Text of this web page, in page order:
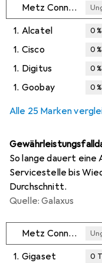
Metz Connect
1. Alcatel 0%
1. Cisco 0%
1. Digitus 0%
1. Goobay 0%
Alle 25 Marken
So lange dauert eine
Servicestelle bis
Durchschnitt.
Quelle: Galaxus
Metz Connect
1. Gigaset 0